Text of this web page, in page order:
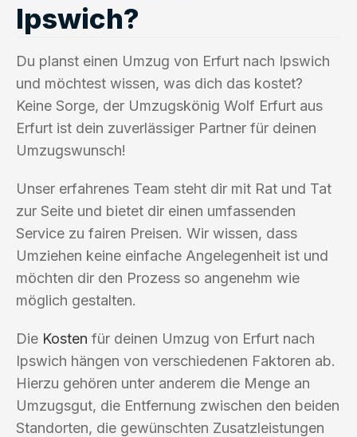
Ipswich?
Du planst einen Umzug von Erfurt nach Ipswich
und möchtest wissen, was dich das kostet?
Keine Sorge, der Umzugskönig Wolf Erfurt aus
Erfurt ist dein zuverlässiger Partner für deinen
Umzugswunsch!
Unser erfahrenes Team steht dir mit Rat und Tat
zur Seite und bietet dir einen umfassenden
Service zu fairen Preisen. Wir wissen, dass
Umziehen keine einfache Angelegenheit ist und
möchten dir den Prozess so angenehm wie
möglich gestalten.
Die Kosten für deinen Umzug von Erfurt nach
Ipswich hängen von verschiedenen Faktoren ab.
Hierzu gehören unter anderem die Menge an
Umzugsgut, die Entfernung zwischen den beiden
Standorten, die gewünschten Zusatzleistungen